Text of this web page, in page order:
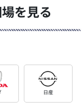
を見る
日産